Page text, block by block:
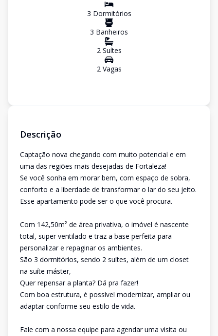
3 Dormitórios
3 Banheiros
2Suítes
2Vagas
Descrição
Captação nova chegando com muito potencial e em
uma das regiões mais desejadas de Fortaleza!
Se você sonha em morar bem, com espaço de sobra,
conforto e a liberdade de transformar o lar do seu jeito.
Esse apartamento pode ser o que você procura.
Com 142,50m² de área privativa, o imóvel é nascente
total, super ventilado e traz a base perfeita para
personalizar e repaginar os ambientes.
São 3 dormitórios, sendo 2 suítes, além de um closet
na suíte máster,
Quer repensar a planta? Dá pra fazer!
Com boa estrutura, é possível modernizar, ampliar ou
adaptar conforme seu estilo de vida.
Fale com a nossa equipe para agendar uma visita ou